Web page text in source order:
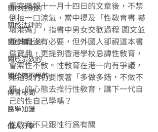
關於性別的
關於法律的
關於網上的
關於宗教的
關於糖不甩的
傳言秘聞
醫學知識
個人分享
看完晴報十一月十四日的文章後，不禁
倒抽一口涼氣，當中提及「性教育書 嚇
壞港媽」，指書中男女交歡過程 圖文並
茂其實沒有必要，但外國人卻視這本書
為寶典，更提到香港學校忌諱性教育，
會索性不教。性教育在港一向有爭議，
難道我們仍要懷著「多做多錯，不做不
錯」的心態去推行性教育，讓下一代自
己的性自己學嗎？
性教育不只跟性行為有關